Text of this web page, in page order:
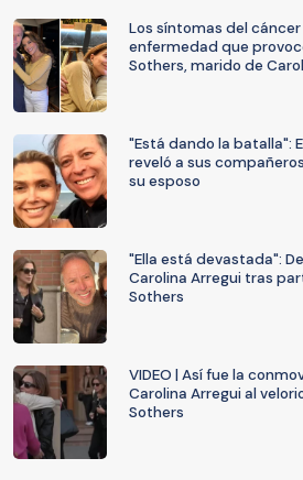
Los síntomas del
enfermedad que
Sothers, marido de
"Está dando la batalla":
reveló a sus
su esposo
"Ella está devastada":
Carolina Arregui tras
Sothers
VIDEO | Así fue la
Carolina Arregui al
Sothers